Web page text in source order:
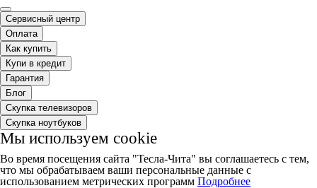
Сервисный центр
Оплата
Как купить
Купи в кредит
Гарантия
Блог
Скупка телевизоров
Скупка ноутбуков
Мы используем cookie
Во время посещения сайта "Тесла-Чита" вы соглашаетесь с тем,
что мы обрабатываем ваши персональные данные с
использованием метрических программ Подробнее